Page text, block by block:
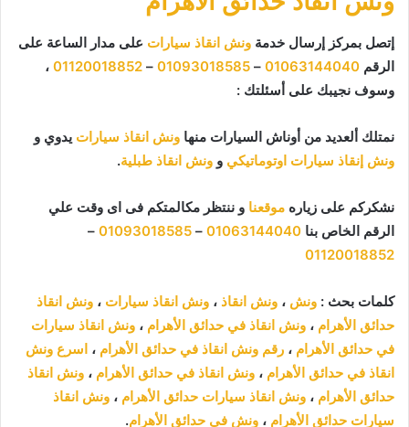
إتصل بمركز إرسال خدمة ونش انقاذ سيارات على مدار الساعة على
الرقم 01063144040
–
01093018585
–
01120018852 ،
وسوف نجيبك على أسئلتك :
نمتلك ألعديد من أوناش السيارات منها ونش انقاذ سيارات يدوي و
ونش إنقاذ سيارات اوتوماتيكي و ونش انقاذ طبلية.
نشكركم على زياره موقعنا و ننتظر مكالمتكم فى اى وقت علي
الرقم الخاص بنا 01063144040
–
01093018585
–
01120018852
كلمات بحث : ونش ، ونش انقاذ ، ونش انقاذ سيارات ، ونش انقاذ
حدائق الأهرام ، ونش انقاذ في حدائق الأهرام ، ونش انقاذ سيارات
في حدائق الأهرام ، رقم ونش انقاذ في حدائق الأهرام ، اسرع ونش
انقاذ في حدائق الأهرام ، ونش انقاذ في حدائق الأهرام ، ونش انقاذ
حدائق الأهرام ، ونش انقاذ سيارات حدائق الأهرام ، ونش انقاذ
سيارات حدائق الأهرام ، ونش في حدائق الأهرام.